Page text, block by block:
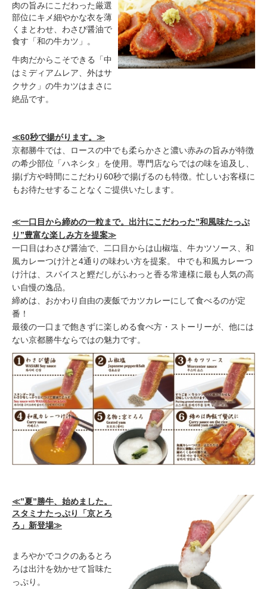
肉の旨みにこだわった厳選
部位にキメ細やかな衣を薄
くまとわせ、わさび醤油で
食す「和の牛カツ」。
牛肉だからこそできる「中
はミディアムレア、外はサ
クサク」の牛カツはまさに
絶品です。
≪60秒で揚がります。≫
京都勝牛では、ロースの中でも柔らかさと濃い赤みの旨みが特徴
の希少部位「ハネシタ」を使用。専門店ならではの味を追及し、
揚げ方や時間にこだわり60秒で揚げるのも特徴。忙しいお客様に
もお待たせすることなくご提供いたします。
≪一口目から締めの一粒まで。出汁にこだわった”和風味たっぷ
り”豊富な楽しみ方を提案≫
一口目はわさび醤油で、二口目からは山椒塩、牛カツソース、和
風カレーつけ汁と4通りの味わい方を提案。 中でも和風カレーつ
け汁は、スパイスと鰹だしがふわっと香る常連様に最も人気の高
い自慢の逸品。
締めは、おかわり自由の麦飯でカツカレーにして食べるのが定
番！
最後の一口まで飽きずに楽しめる食べ方・ストーリーが、他には
ない京都勝牛ならではの魅力です。
≪”夏”勝牛、始めました。
スタミナたっぷり「京とろ
ろ」新登場≫
まろやかでコクのあるとろ
ろは出汁を効かせて旨味た
っぷり。